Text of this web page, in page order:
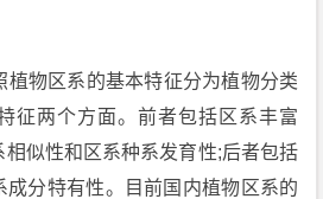
植物区系的基本特征分为植物分类
征两个方面。前者包括区系丰富
似性和区系种系发育性;后者包括
成分特有性。目前国内植物区系的